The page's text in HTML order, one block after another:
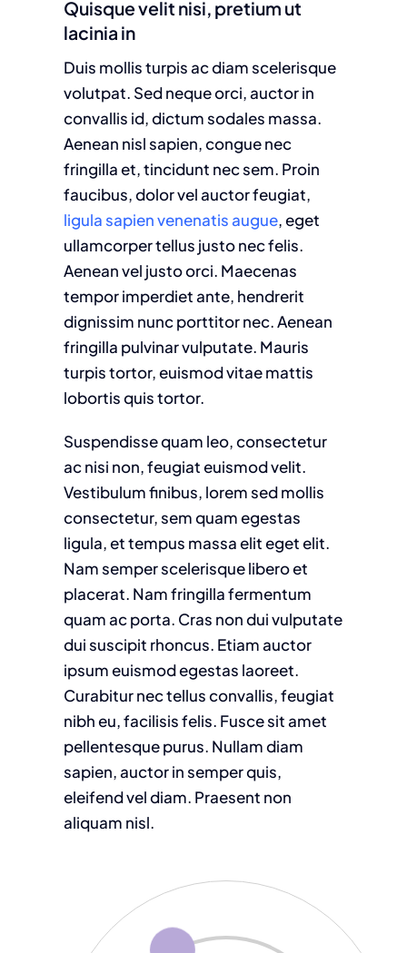
Quisque velit nisi, pretium ut
lacinia in
Duis mollis turpis ac diam scelerisque
volutpat. Sed neque orci, auctor in
convallis id, dictum sodales massa.
Aenean nisl sapien, congue nec
fringilla et, tincidunt nec sem. Proin
faucibus, dolor vel auctor feugiat,
ligula sapien venenatis augue, eget
ullamcorper tellus justo nec felis.
Aenean vel justo orci. Maecenas
tempor imperdiet ante, hendrerit
dignissim nunc porttitor nec. Aenean
fringilla pulvinar vulputate. Mauris
turpis tortor, euismod vitae mattis
lobortis quis tortor.
Suspendisse quam leo, consectetur
ac nisi non, feugiat euismod velit.
Vestibulum finibus, lorem sed mollis
consectetur, sem quam egestas
ligula, et tempus massa elit eget elit.
Nam semper scelerisque libero et
placerat. Nam fringilla fermentum
quam ac porta. Cras non dui vulputate
dui suscipit rhoncus. Etiam auctor
ipsum euismod egestas laoreet.
Curabitur nec tellus convallis, feugiat
nibh eu, facilisis felis. Fusce sit amet
pellentesque purus. Nullam diam
sapien, auctor in semper quis,
eleifend vel diam. Praesent non
aliquam nisl.